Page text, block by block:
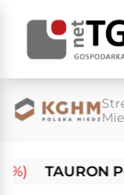
TAURON